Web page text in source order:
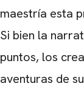
maestría esta
Si bien la
puntos, los
aventuras de